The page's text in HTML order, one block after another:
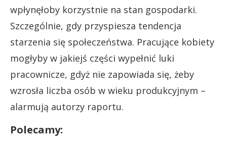
wpłynęłoby korzystnie na stan gospodarki.
Szczególnie, gdy przyspiesza tendencja
starzenia się społeczeństwa. Pracujące kobiety
mogłyby w jakiejś części wypełnić luki
pracownicze, gdyż nie zapowiada się, żeby
wzrosła liczba osób w wieku produkcyjnym –
alarmują autorzy raportu.
Polecamy: